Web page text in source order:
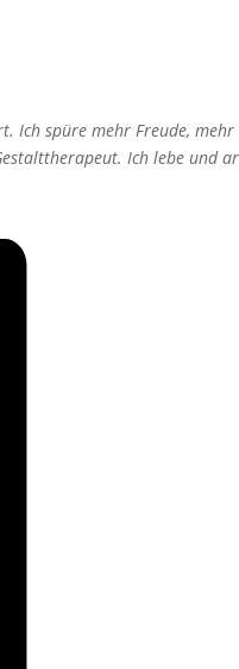
spüre mehr Freude,
Ich lebe und